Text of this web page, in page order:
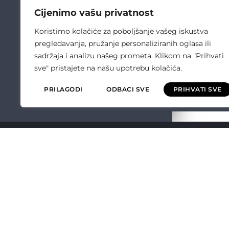
Cijenimo vašu privatnost
Koristimo kolačiće za poboljšanje vašeg iskustva
pregledavanja, pružanje personaliziranih oglasa ili
sadržaja i analizu našeg prometa. Klikom na "Prihvati
sve" pristajete na našu upotrebu kolačića.
PRILAGODI ODBACI SVE PRIHVATI SVE